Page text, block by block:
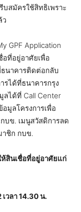
สมัครใช้สิทธิเพราะ
ว
GPF Application
อที่อยู่อาศัยเพื่อ
นาคารติดต่อกลับ
รได้ที่ธนาคารกรุง
ลได้ที่ Call Center
มูลโครงการเพื่อ
บข. เมนูสวัสดิการลด
าชิก กบข.
ห้สินเชื่อที่อยู่อาศัยแก่
วลา 14.30 น.